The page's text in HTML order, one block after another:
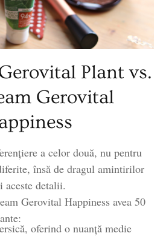
Plant vs.
Gerovital
a celor două, nu pentru
însă de dragul amintirilor
aceste detalii.
Gerovital Happiness avea 50
oferind o nuanță medie